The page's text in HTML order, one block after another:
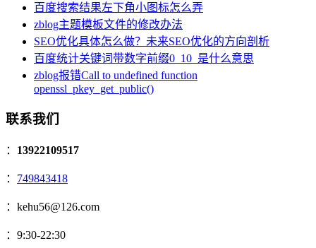
百度搜索结果左下角小图标怎么弄
zblog主题模板文件的修改办法
SEO优化具体怎么做？未来SEO优化的方向剖析
百度统计关键词带数字前缀0_10_是什么意思
zblog报错Call to undefined function
openssl_pkey_get_public()
联系我们
： 13922109517
： 749843418
：kehu56@126.com
：9:30-22:30